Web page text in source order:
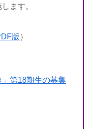
ます。
版 ）
第18期生の募集